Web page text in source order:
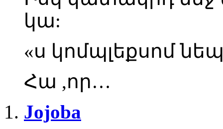
կա:
«ս կոմպլեքսոմ
Հա ,որ…
Jojoba